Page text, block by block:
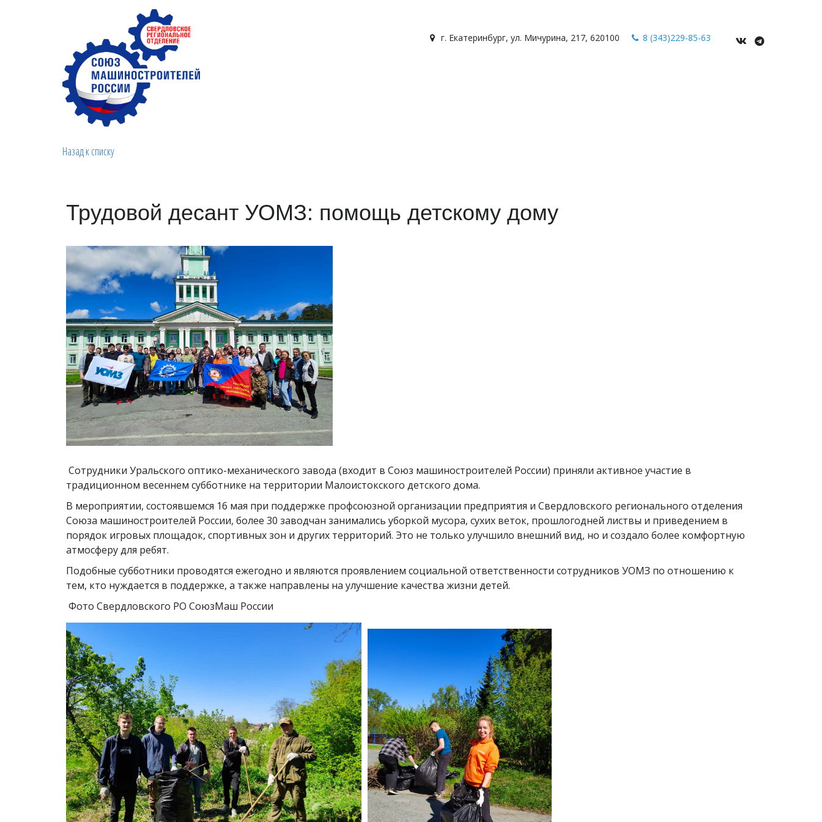
8 (343)229-85-63
г. Екатеринбург, ул. Мичурина, 217, 620100
Назад к списку
Трудовой десант УОМЗ: помощь детскому дому
Сотрудники Уральского оптико-механического завода (входит в Союз машиностроителей России) приняли активное участие в
традиционном весеннем субботнике на территории Малоистокского детского дома.
В мероприятии, состоявшемся 16 мая при поддержке профсоюзной организации предприятия и Свердловского регионального отделения
Союза машиностроителей России, более 30 заводчан занимались уборкой мусора, сухих веток, прошлогодней листвы и приведением в
порядок игровых площадок, спортивных зон и других территорий. Это не только улучшило внешний вид, но и создало более комфортную
атмосферу для ребят.
Подобные субботники проводятся ежегодно и являются проявлением социальной ответственности сотрудников УОМЗ по отношению к
тем, кто нуждается в поддержке, а также направлены на улучшение качества жизни детей.
Фото Свердловского РО СоюзМаш России